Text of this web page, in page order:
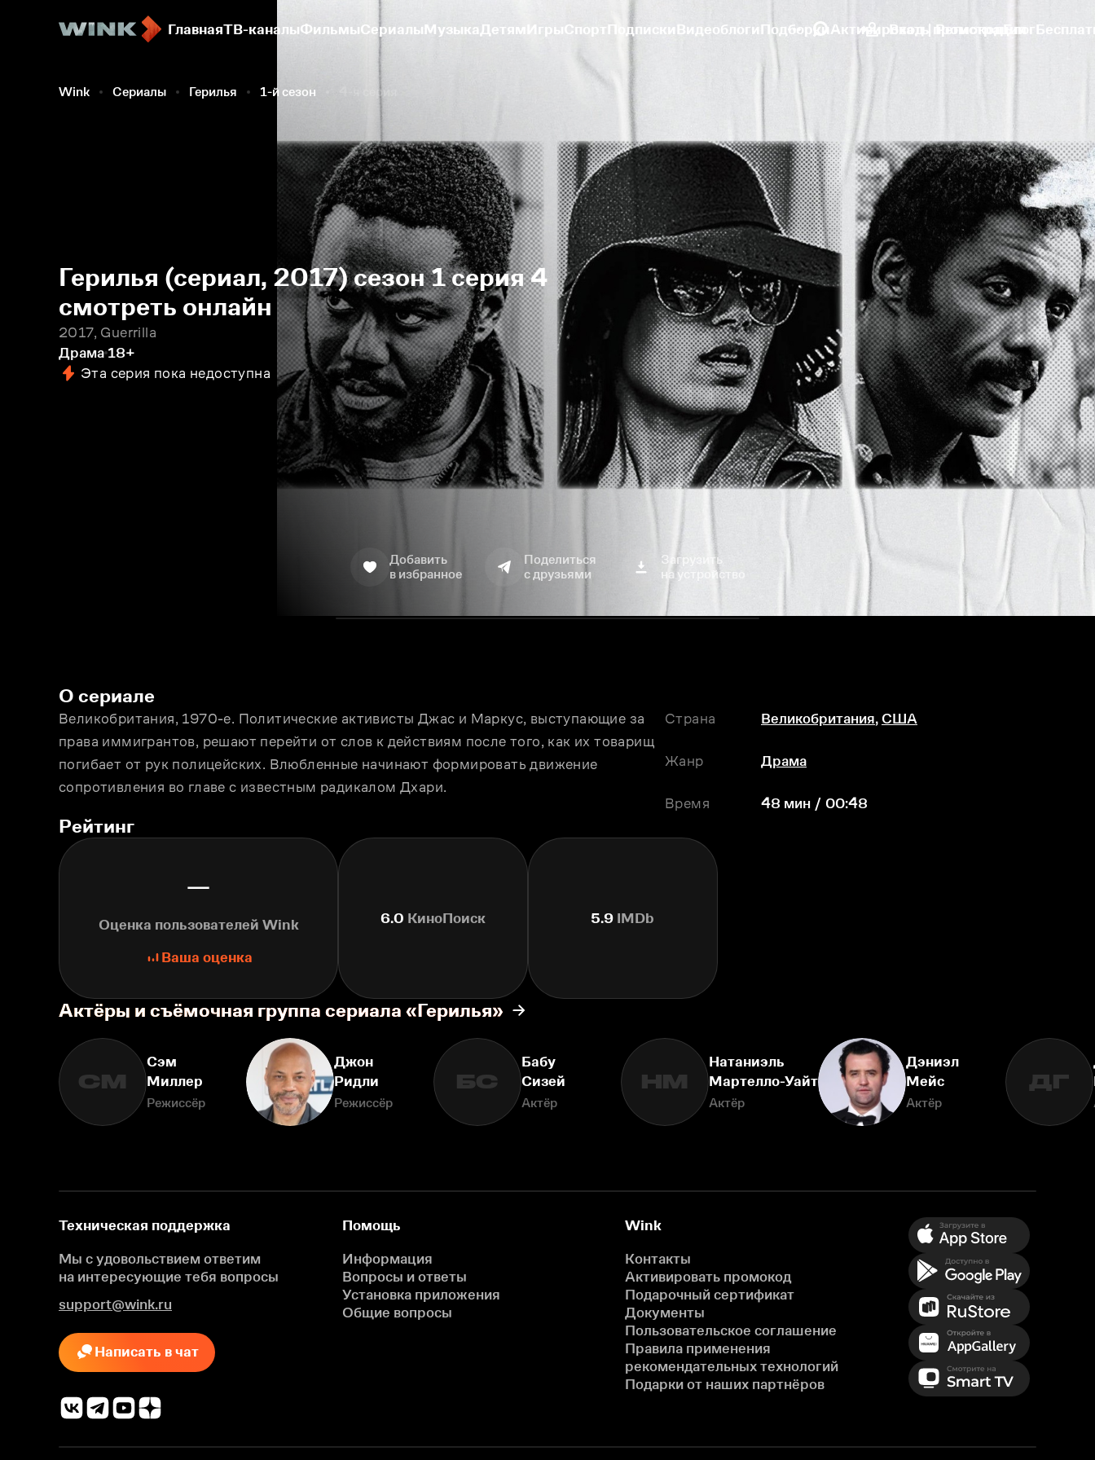
ГлавнаяТВ-каналыФильмыСериалыМузыкаДетям ИгрыСпортПодписки Видеоблоги ПодборкиАктивировать промокодБлог
Вход | Регистрация
Wink Сериалы Герилья 1-й сезон 4-я серия
Герилья (сериал, 2017) сезон 1 серия 4
смотреть онлайн
2017, Guerrilla
Драма 18+
Эта серия пока недоступна
Добавить
в избранное
Поделиться
с друзьями
Загрузить
на устройство
О сериале
Великобритания, 1970-е. Политические активисты Джас и Маркус, выступающие за
права иммигрантов, решают перейти от слов к действиям после того, как их товарищ
погибает от рук полицейских. Влюбленные начинают формировать движение
сопротивления во главе с известным радикалом Дхари.
Страна Великобритания, США
Жанр Драма
Время 48 мин / 00:48
Рейтинг
—
Оценка пользователей Wink
Ваша оценка
6.0 КиноПоиск 5.9 IMDb
Актёры и съёмочная группа сериала «Герилья»
СМ
Сэм
Миллер
Режиссёр
Джон
Ридли
Режиссёр
БС
Бабу
Сизей
Актёр
НМ
Натаниэль
Мартелло-Уайт
Актёр
Дэниэл
Мейс
Актёр
ДГ
Техническая поддержка
Мы с удовольствием ответим
на интересующие тебя вопросы
support@wink.ru
Написать в чат
Помощь
Информация
Вопросы и ответы
Установка приложения
Общие вопросы
Wink
Контакты
Активировать промокод
Подарочный сертификат
Документы
Пользовательское соглашение
Правила применения
рекомендательных технологий
Подарки от наших партнёров